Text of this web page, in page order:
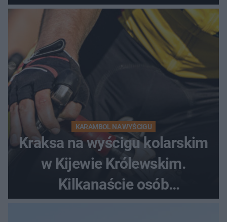
dramatycznej akcji
KARAMBOL NA WYŚCIGU
Kraksa na wyścigu kolarskim
w Kijewie Królewskim.
Kilkanaście osób